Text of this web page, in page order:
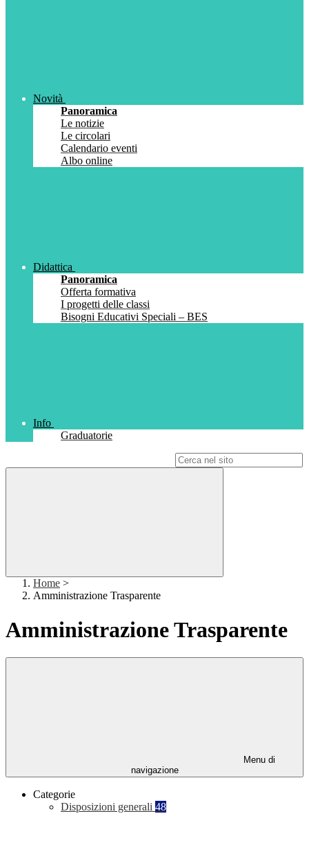
Novità
Panoramica
Le notizie
Le circolari
Calendario eventi
Albo online
Didattica
Panoramica
Offerta formativa
I progetti delle classi
Bisogni Educativi Speciali – BES
Info
Graduatorie
Home >
Amministrazione Trasparente
Amministrazione Trasparente
Menu di
navigazione
Categorie
Disposizioni generali 48